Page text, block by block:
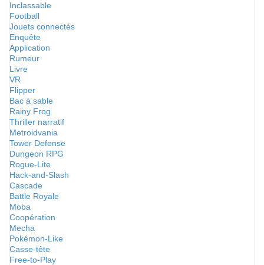
Inclassable
Football
Jouets connectés
Enquête
Application
Rumeur
Livre
VR
Flipper
Bac à sable
Rainy Frog
Thriller narratif
Metroidvania
Tower Defense
Dungeon RPG
Rogue-Lite
Hack-and-Slash
Cascade
Battle Royale
Moba
Coopération
Mecha
Pokémon-Like
Casse-tête
Free-to-Play